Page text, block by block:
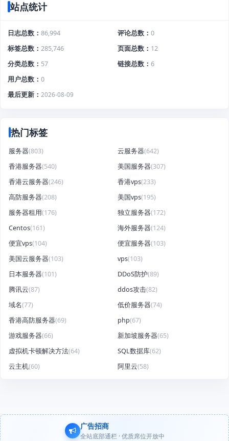
站点统计
日志总数 86,994 评论总数
0
标签总数
285,746 页面总数
12
分类总数
57 链接总数
6
用户总数
0
最后更新
2026-08-09
热门标签
服务器(803) 云服务器(642)
香港服务器(540) 美国服务器(307)
香港云服务器(246) 香港vps(233)
高防服务器(208) 美国vps(195)
服务器租用(176) 独立服务器(172)
Centos(161) 海外服务器(124)
便宜vps(104) 便宜服务器(103)
美国云服务器(103) vps(103)
日本服务器(101) DDoS防护(89)
腾讯云(87) ddos攻击(82)
域名(77) 低价服务器(74)
香港高防服务器(69) php(67)
游戏服务器(66) 新加坡服务器(65)
虚拟机卡顿解决方法(64) SQL数据库(62)
云主机(60) 阿里云(58)
广告招商
全站底部通栏 · 优质席位开放中